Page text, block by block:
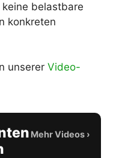
belastbare
konkreten
unserer Video-
Mehr Videos ›